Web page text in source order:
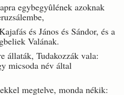
egybegyûlének azoknak
és János és Sándor, és a
Valának.
állaták, Tudakozzák vala:
micsoda név által
megtelve, monda nékik: